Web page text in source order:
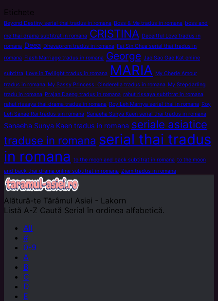
Etichete
Beyond Destiny serial thai tradus in romana Boss & Me tradus in romana boss and
me thai drama subtitrat in romana CRISTINA Deceitful Love tradus in
romana Deea Dhevaprom tradus in romana Fai Sin Chua serial thai tradus in
romana Flash Marriage tradus in romana George Jao Sao Gae Kat online
subtitra Love in Twilight tradus in romana MARIA My Cherie Amour
tradus in romana My Sassy Princess: Cinderella tradus in romana My Stepdarling
tradu in romana Prajan Daeng tradus in romana rahut rissaya subtitrat in romana
rahut rissaya thai drama tradus in romana Roy Leh Marnya serial thai in romana Roy
Leh Sanae Rai tradus sin romana Sanaeha Sunya Kaen serial thai tradus in romana
Sanaeha Sunya Kaen tradus in romana seriale asiatice
traduse in romana serial thai tradus
in romana to the moon and back subtitrat in romana to the moon
and back thai drama online subtitrat in romana Ziam tradus in romana
Alătură-te Tărâmul Asiei - Lakorn
Listă A-Z Caută Serial în ordinea alfabetică.
All
#
0-9
A
B
C
D
E